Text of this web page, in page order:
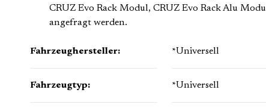
CRUZ Evo Rack Modul, CRUZ Evo Rack Alu
angefragt werden.
Fahrzeughersteller: *Universell
Fahrzeugtyp: *Universell